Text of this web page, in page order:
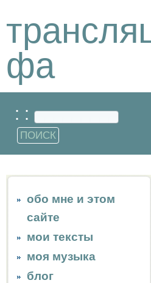
фа
: :
обо мне и этом
сайте
мои тексты
моя музыка
блог